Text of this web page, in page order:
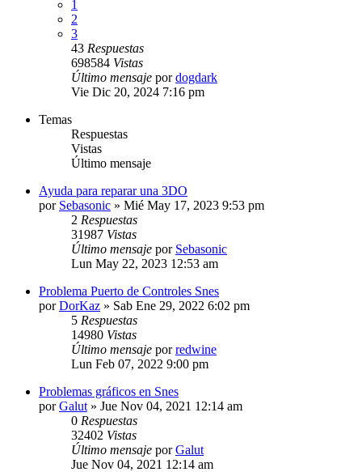
1
2
3
43 Respuestas
698584 Vistas
Último mensaje pordogdark
Vie Dic 20, 2024 7:16 pm
Temas
Respuestas
Vistas
Último mensaje
Ayuda para reparar una 3DO
por Sebasonic » Mié May 17, 2023 9:53 pm
2 Respuestas
31987 Vistas
Último mensaje por Sebasonic
Lun May 22, 2023 12:53 am
Problema Puerto de Controles Snes
porDorKaz » Sab Ene 29, 2022 6:02 pm
5 Respuestas
14980 Vistas
Último mensaje porredwine
Lun Feb 07, 2022 9:00 pm
Problemas gráficos en Snes
porGalut » Jue Nov 04, 2021 12:14 am
0 Respuestas
32402 Vistas
Último mensaje porGalut
Jue Nov 04, 2021 12:14 am